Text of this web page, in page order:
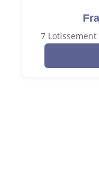
7 Lotissement